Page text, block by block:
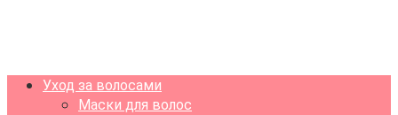
Уход за волосами
Маски для волос